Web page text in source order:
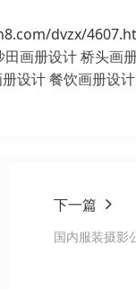
dvzx/
田画册设计桥头画
设计餐饮画册设计
下一篇
国内服装摄影